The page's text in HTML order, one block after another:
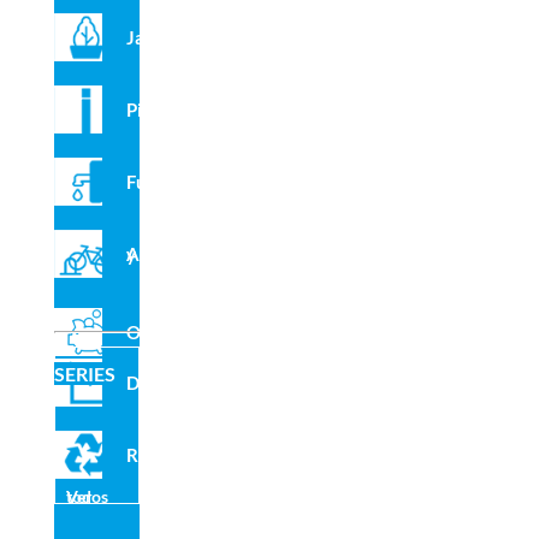
Jardineras
Pilonas
Fuentes
Aparcabicis y VMP
Outlet
SERIES Domo
Reciclado
Ver todos